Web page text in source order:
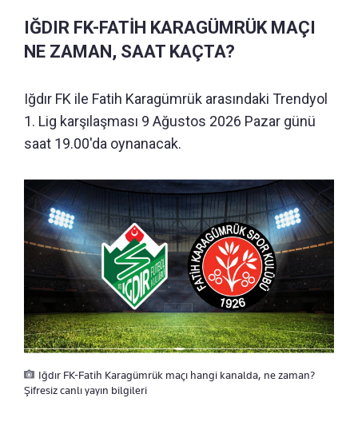
IĞDIR FK-FATİH KARAGÜMRÜK MAÇI
NE ZAMAN, SAAT KAÇTA?
Iğdır FK ile Fatih Karagümrük arasındaki Trendyol
1. Lig karşılaşması 9 Ağustos 2026 Pazar günü
saat 19.00'da oynanacak.
Iğdır FK-Fatih Karagümrük maçı hangi kanalda, ne zaman?
Şifresiz canlı yayın bilgileri